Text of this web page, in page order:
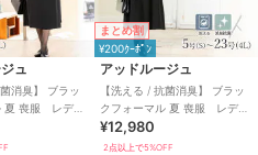
ュ
消臭】 ブラッ
夏 喪服 レディ
べる 5号～23
まとめ割
¥200ｸｰﾎﾟﾝ
アッドルージュ
【洗える / 抗菌消臭】 ブラッ
クフォーマル 夏 喪服 レディ
ース 着丈が選べる 5号～23
号
¥12,980
2点以上で5%OFF